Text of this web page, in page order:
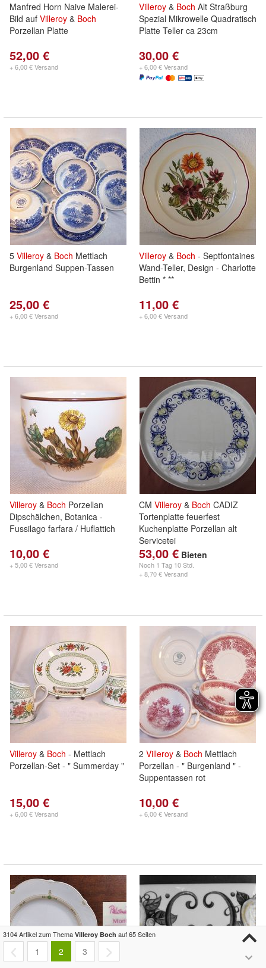
Manfred Horn Naive Malerei-
Bild auf Villeroy & Boch
Porzellan Platte
52,00 €
+ 6,00 € Versand
Villeroy & Boch Alt Straßburg
Spezial Mikrowelle Quadratisch
Platte Teller ca 23cm
30,00 €
+ 6,00 € Versand
5 Villeroy & Boch Mettlach
Burgenland Suppen-Tassen
25,00 €
+ 6,00 € Versand
Villeroy & Boch - Septfontaines
Wand-Teller, Design - Charlotte
Bettin * **
11,00 €
+ 6,00 € Versand
Villeroy & Boch Porzellan
Dipschälchen, Botanica -
Fussilago farfara / Huflattich
10,00 €
+ 5,00 € Versand
CM Villeroy & Boch CADIZ
Tortenplatte feuerfest
Kuchenplatte Porzellan alt
Servicetei
53,00 € Bieten
Noch 1 Tag 10 Std.
+ 8,70 € Versand
Villeroy & Boch - Mettlach
Porzellan-Set - " Summerday "
15,00 €
+ 6,00 € Versand
2 Villeroy & Boch Mettlach
Porzellan - " Burgenland " -
Suppentassen rot
10,00 €
+ 6,00 € Versand
3104 Artikel zum Thema Villeroy Boch auf 65 Seiten
1 2 3